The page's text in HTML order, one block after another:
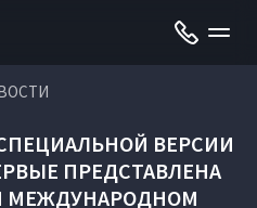
СПЕЦИАЛЬНОЙ ВЕРСИИ
ПРЕДСТАВЛЕНА
МЕЖДУНАРОДНОМ